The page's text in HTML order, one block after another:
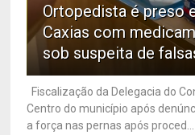
Ortopedista é preso
Caxias com
sob suspeita de
Fiscalização da Delegacia do
Centro do município após
a força nas pernas após proced...